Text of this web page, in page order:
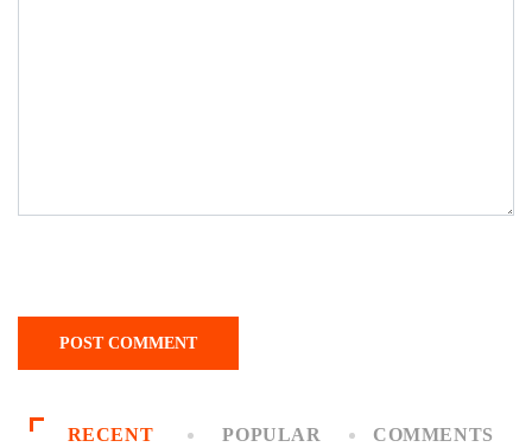
RECENT POPULAR COMMENTS